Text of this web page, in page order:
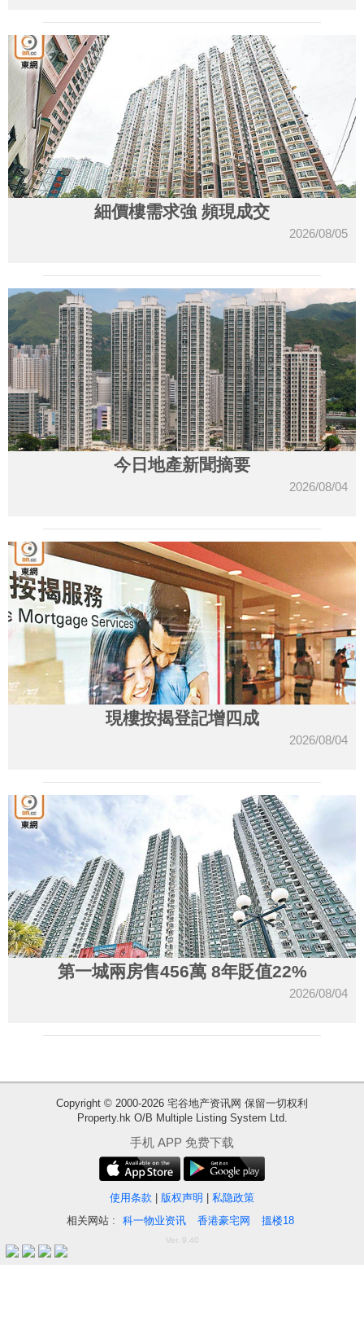
体
体
細價樓需求強 頻現成交
2026/08/05
今日地產新聞摘要
2026/08/04
現樓按揭登記增四成
2026/08/04
第一城兩房售456萬 8年貶值22%
2026/08/04
Copyright © 2000-2026 宅谷地产资讯网 保留一切权利
Property.hk O/B Multiple Listing System Ltd.
手机 APP 免费下载
使用条款 版权声明
私隐政策
相关网站 :
科一物业资讯 香港豪宅网 搵楼18
Ver. 9.40